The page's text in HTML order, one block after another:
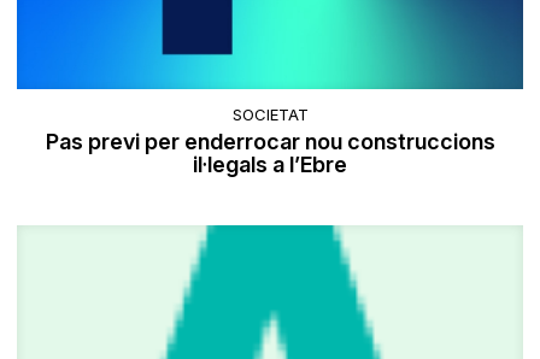
SOCIETAT
Pas previ per enderrocar nou construccions
il·legals a l’Ebre